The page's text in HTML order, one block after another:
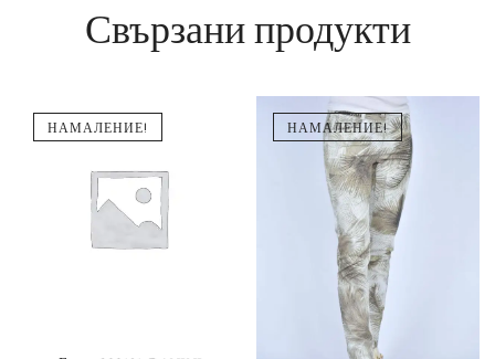
Свързани продукти
НАМАЛЕНИЕ! НАМАЛЕНИЕ!